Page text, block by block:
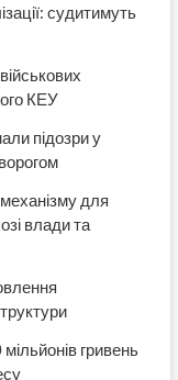
судитимуть
КЕУ
підозри у
для
влади та
гривень